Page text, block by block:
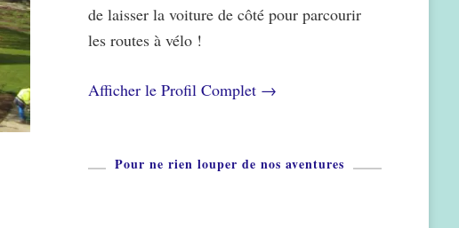
de laisser la voiture de côté pour parcourir
les routes à vélo !
Afficher le Profil Complet →
Pour ne rien louper de nos aventures